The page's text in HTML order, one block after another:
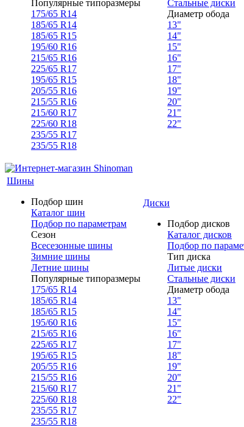
Популярные типоразмеры
175/65 R14
185/65 R14
185/65 R15
195/60 R16
215/65 R16
225/65 R17
195/65 R15
205/55 R16
215/55 R16
215/60 R17
225/60 R18
235/55 R17
235/55 R18
Стальные диски
Диаметр обода
13"
14"
15"
16"
17"
18"
19"
20"
21"
22"
Шины
Подбор шин
Каталог шин
Подбор по параметрам
Сезон
Всесезонные шины
Зимние шины
Летние шины
Популярные типоразмеры
175/65 R14
185/65 R14
185/65 R15
195/60 R16
215/65 R16
225/65 R17
195/65 R15
205/55 R16
215/55 R16
215/60 R17
225/60 R18
235/55 R17
235/55 R18
Диски
Подбор дисков
Каталог дисков
Подбор по
Тип диска
Литые диски
Стальные диски
Диаметр обода
13"
14"
15"
16"
17"
18"
19"
20"
21"
22"